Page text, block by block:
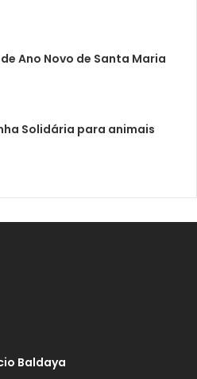
Ano Novo de Santa Maria
Solidária para animais
Baldaya